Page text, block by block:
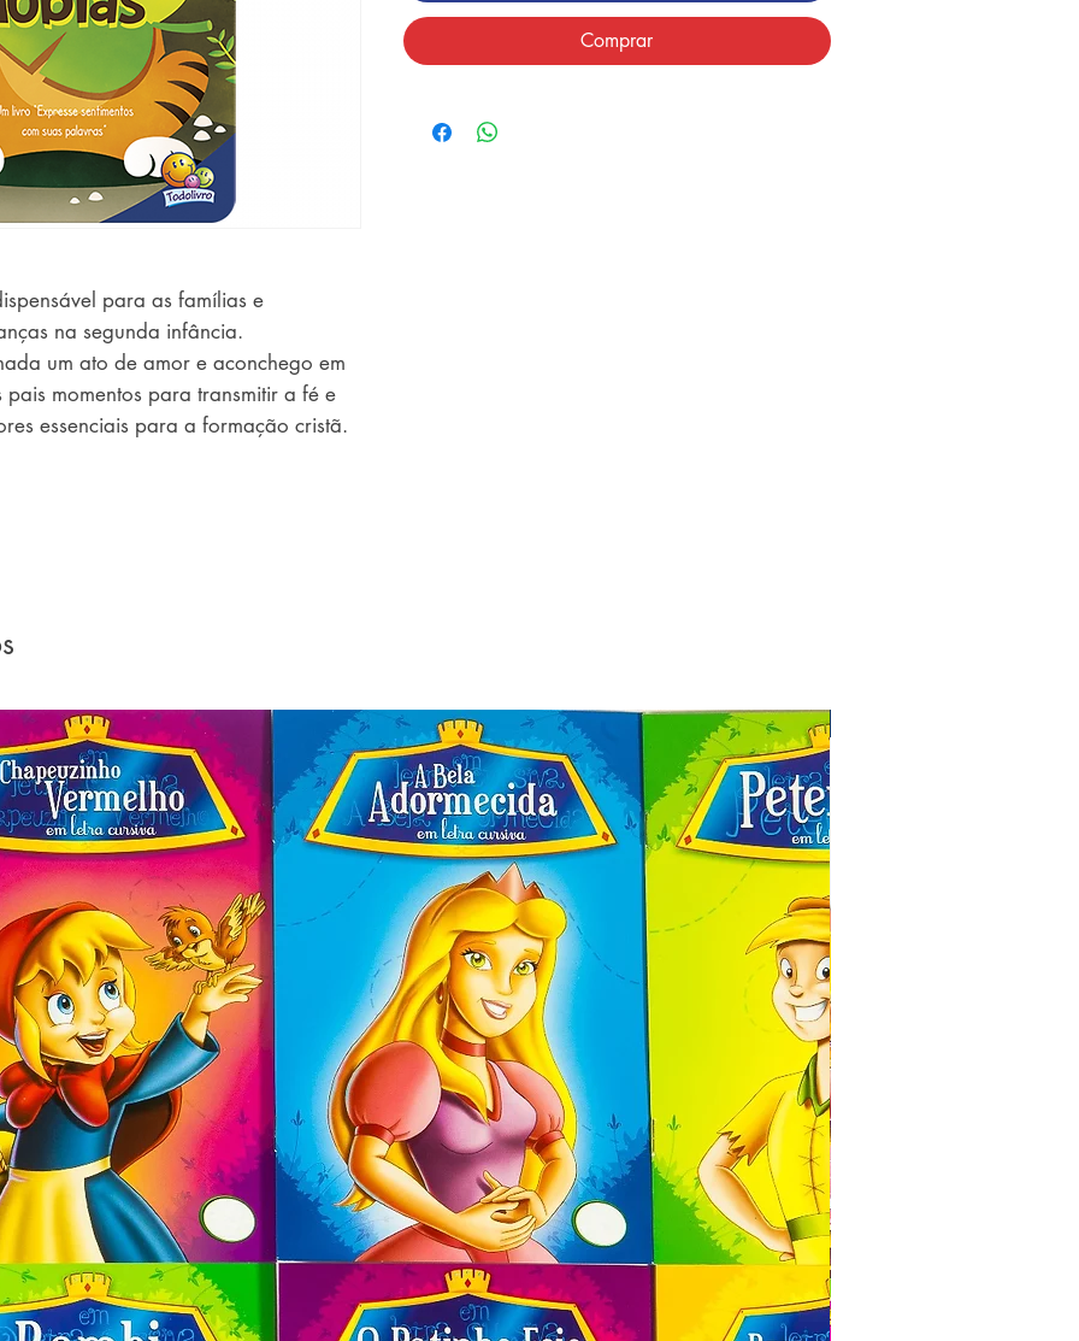
para as famílias e
na segunda infância.
um ato de amor e aconchego em
momentos para transmitir a fé e
essenciais para a formação cristã.
delicadas; excelente
pequenos, que se identificam com
ser lido sempre que os pequenos
de Deus é a oração. Palavras
comunhão direta com o Senhor.
e feliz!
Comprar